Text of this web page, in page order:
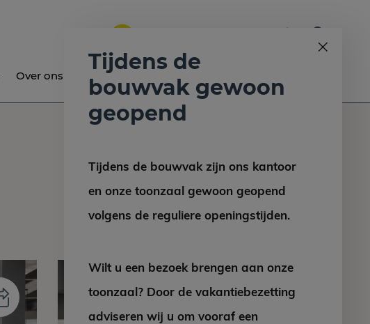
Over ons Nieuws
Tijdens de
bouwvak gewoon
geopend
Tijdens de bouwvak zijn ons kantoor
en onze toonzaal gewoon geopend
volgens de reguliere openingstijden.
Wilt u een bezoek brengen aan onze
toonzaal? Door de vakantiebezetting
adviseren wij u om vooraf een